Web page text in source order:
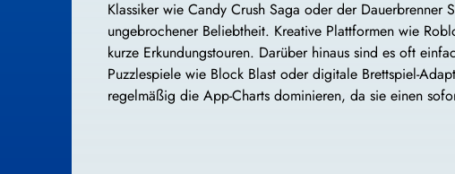
Klassiker wie Candy Crush Saga oder der Dauerbrenner
ungebrochener Beliebtheit. Kreative Plattformen wie
kurze Erkundungstouren. Darüber hinaus sind es oft
Puzzlespiele wie Block Blast oder digitale Brettspiel-
regelmäßig die App-Charts dominieren, da sie einen